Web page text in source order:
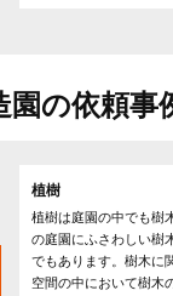
園の依頼事
植樹
植樹は庭園の中でも樹
の庭園にふさわしい樹
でもあります。樹木に
空間の中において樹木